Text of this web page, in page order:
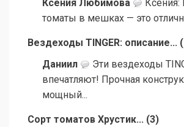
Ксения Любимова
томаты в мешках — это
Вездеходы TINGER: описание... (
Даниил
Эти вездеходы
впечатляют! Прочная
мощный...
Сорт томатов Хрустик... (3)